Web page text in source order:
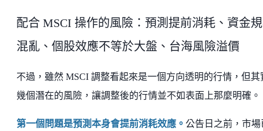
配合 MSCI 操作的風險：預測提前消耗、資金
混亂、個股效應不等於大盤、台海風險溢價
不過，雖然 MSCI 調整看起來是一個方向透明的行情，但其
幾個潛在的風險，讓調整後的行情並不如表面上那麼明確。
第一個問題是預測本身會提前消耗效應。 公告日之前，市場